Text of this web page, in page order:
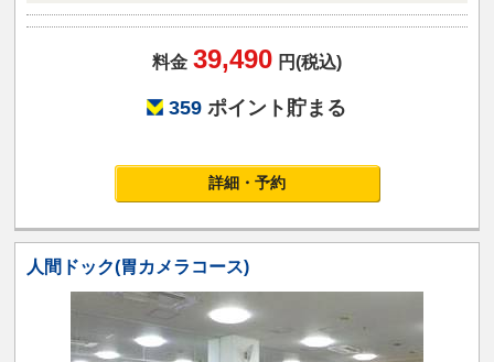
料金 39,490 円(税込)
359 ポイント貯まる
詳細・予約
人間ドック(胃カメラコース)